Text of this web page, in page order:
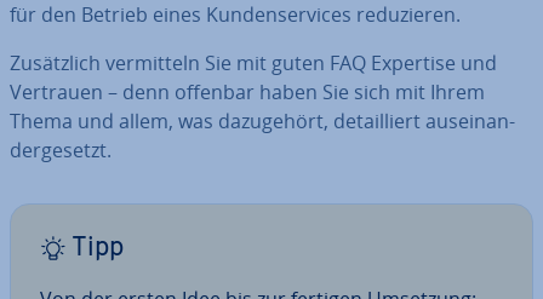
für den Betrieb eines Kun­den­ser­vices re­du­zie­ren.
Zu­sätz­lich ver­mit­teln Sie mit guten FAQ Expertise und
Vertrauen – denn offenbar haben Sie sich mit Ihrem
Thema und allem, was da­zu­ge­hört, de­tail­liert aus­ein­an­
der­ge­setzt.
Tipp